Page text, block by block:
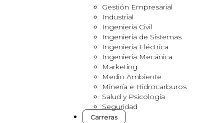
Gestión Empresarial
Industrial
Ingeniería Civil
Ingeniería de Sistemas
Ingeniería Eléctrica
Ingeniería Mecánica
Marketing
Medio Ambiente
Minería e Hidrocarburos
Salud y Psicología
Seguridad
Carreras